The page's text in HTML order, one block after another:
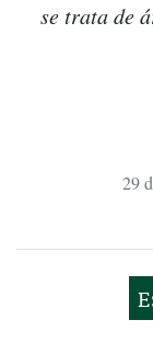
se trata de
29